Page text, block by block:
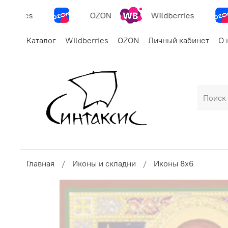
OZON Wildberries
Каталог Wildberries OZON Личный кабинет О
Главная Иконы и складни Иконы 8х6